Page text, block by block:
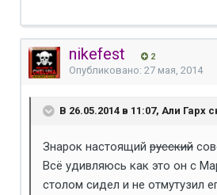
nikefest 2
Опубликовано: 27 мая, 2014
В 26.05.2014 в 11:07, Али Гарх
Знарок настоящий русский
Всё удивляюсь как это он с
столом сидел и не отмутузил